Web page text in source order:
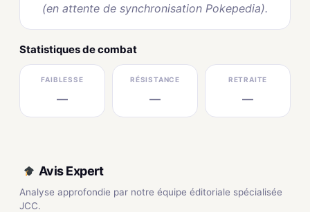
(en attente de synchronisation Pokepedia).
Statistiques de combat
FAIBLESSE
—
RÉSISTANCE
—
RETRAITE
—
Avis Expert
Analyse approfondie par notre équipe éditoriale spécialisée
JCC.